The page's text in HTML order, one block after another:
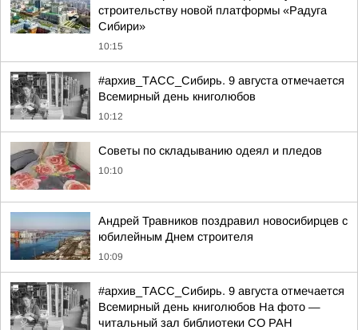
строительству новой платформы «Радуга
Сибири»
10:15
#архив_ТАСС_Сибирь. 9 августа отмечается
Всемирный день книголюбов
10:12
Советы по складыванию одеял и пледов
10:10
Андрей Травников поздравил новосибирцев с
юбилейным Днем строителя
10:09
#архив_ТАСС_Сибирь. 9 августа отмечается
Всемирный день книголюбов На фото —
читальный зал библиотеки СО РАН